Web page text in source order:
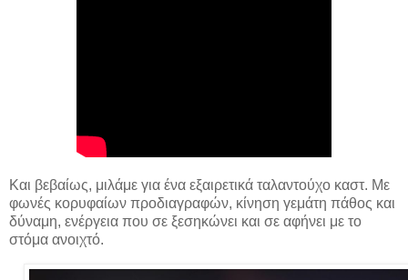
Και βεβαίως, μιλάμε για ένα εξαιρετικά ταλαντούχο καστ. Με
φωνές κορυφαίων προδιαγραφών, κίνηση γεμάτη πάθος και
δύναμη, ενέργεια που σε ξεσηκώνει και σε αφήνει με το
στόμα ανοιχτό.